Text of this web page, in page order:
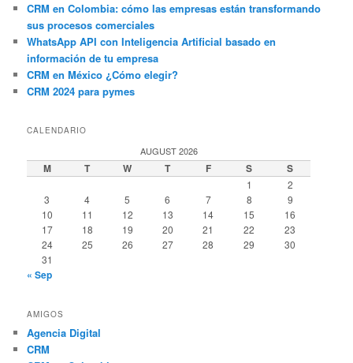
CRM en Colombia: cómo las empresas están transformando
sus procesos comerciales
WhatsApp API con Inteligencia Artificial basado en
información de tu empresa
CRM en México ¿Cómo elegir?
CRM 2024 para pymes
CALENDARIO
AUGUST 2026
M T W T F S S
1
2
3
4 5 6 7 8
9
10
11 12 13 14 15
16
17
18 19 20 21 22
23
24
25 26 27 28 29
30
31
« Sep
AMIGOS
Agencia Digital
CRM